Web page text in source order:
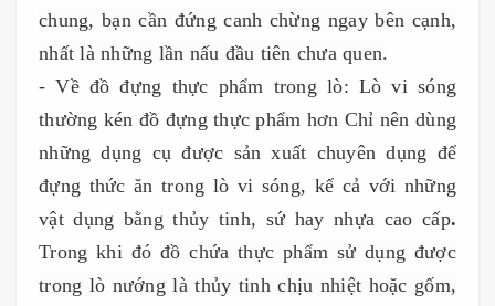
chung, bạn cần đứng canh chừng ngay bên cạnh,
nhất là những lần nấu đầu tiên chưa quen.
- Về đồ đựng thực phẩm trong lò: Lò vi sóng
thường kén đồ đựng thực phẩm hơn Chỉ nên dùng
những dụng cụ được sản xuất chuyên dụng để
đựng thức ăn trong lò vi sóng, kể cả với những
vật dụng bằng thủy tinh, sứ hay nhựa cao cấp.
Trong khi đó đồ chứa thực phẩm sử dụng được
trong lò nướng là thủy tinh chịu nhiệt hoặc gốm,